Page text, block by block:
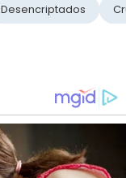
Desencriptados